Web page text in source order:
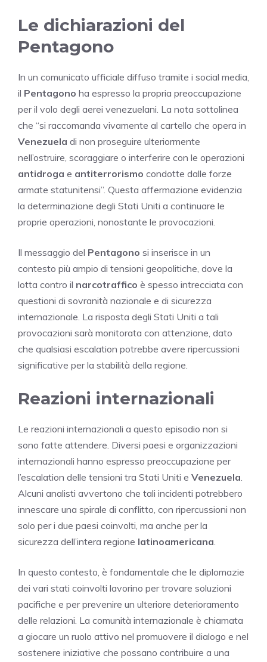
Le dichiarazioni del
Pentagono
In un comunicato ufficiale diffuso tramite i social media,
il Pentagono ha espresso la propria preoccupazione
per il volo degli aerei venezuelani. La nota sottolinea
che “si raccomanda vivamente al cartello che opera in
Venezuela di non proseguire ulteriormente
nell’ostruire, scoraggiare o interferire con le operazioni
antidroga e antiterrorismo condotte dalle forze
armate statunitensi”. Questa affermazione evidenzia
la determinazione degli Stati Uniti a continuare le
proprie operazioni, nonostante le provocazioni.
Il messaggio del Pentagono si inserisce in un
contesto più ampio di tensioni geopolitiche, dove la
lotta contro il narcotraffico è spesso intrecciata con
questioni di sovranità nazionale e di sicurezza
internazionale. La risposta degli Stati Uniti a tali
provocazioni sarà monitorata con attenzione, dato
che qualsiasi escalation potrebbe avere ripercussioni
significative per la stabilità della regione.
Reazioni internazionali
Le reazioni internazionali a questo episodio non si
sono fatte attendere. Diversi paesi e organizzazioni
internazionali hanno espresso preoccupazione per
l’escalation delle tensioni tra Stati Uniti e Venezuela.
Alcuni analisti avvertono che tali incidenti potrebbero
innescare una spirale di conflitto, con ripercussioni non
solo per i due paesi coinvolti, ma anche per la
sicurezza dell’intera regione latinoamericana.
In questo contesto, è fondamentale che le diplomazie
dei vari stati coinvolti lavorino per trovare soluzioni
pacifiche e per prevenire un ulteriore deterioramento
delle relazioni. La comunità internazionale è chiamata
a giocare un ruolo attivo nel promuovere il dialogo e nel
sostenere iniziative che possano contribuire a una